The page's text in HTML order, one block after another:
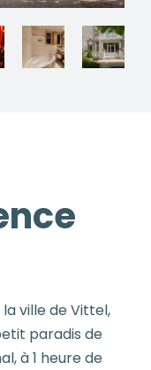
ville de Vittel,
paradis de
à 1 heure de